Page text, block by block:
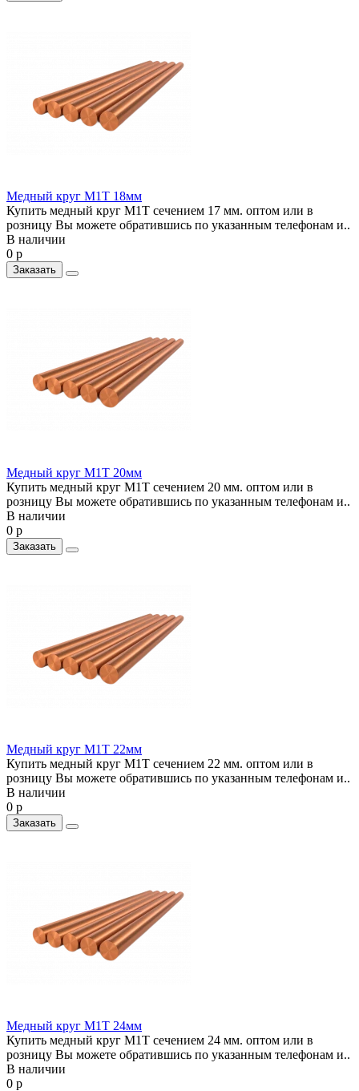
Медный круг М1Т 18мм
Купить медный круг М1Т сечением 17 мм. оптом или в
розницу Вы можете обратившись по указанным телефонам и..
В наличии
0 р
Заказать
Медный круг М1Т 20мм
Купить медный круг М1Т сечением 20 мм. оптом или в
розницу Вы можете обратившись по указанным телефонам и..
В наличии
0 р
Заказать
Медный круг М1Т 22мм
Купить медный круг М1Т сечением 22 мм. оптом или в
розницу Вы можете обратившись по указанным телефонам и..
В наличии
0 р
Заказать
Медный круг М1Т 24мм
Купить медный круг М1Т сечением 24 мм. оптом или в
розницу Вы можете обратившись по указанным телефонам и..
В наличии
0 р